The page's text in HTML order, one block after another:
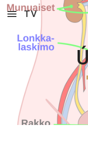
Skip to main content
TV